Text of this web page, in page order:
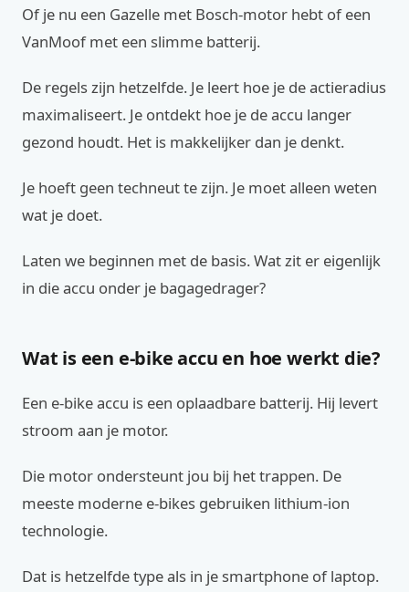
Of je nu een Gazelle met Bosch-motor hebt of een
VanMoof met een slimme batterij.
De regels zijn hetzelfde. Je leert hoe je de actieradius
maximaliseert. Je ontdekt hoe je de accu langer
gezond houdt. Het is makkelijker dan je denkt.
Je hoeft geen techneut te zijn. Je moet alleen weten
wat je doet.
Laten we beginnen met de basis. Wat zit er eigenlijk
in die accu onder je bagagedrager?
Wat is een e-bike accu en hoe werkt die?
Een e-bike accu is een oplaadbare batterij. Hij levert
stroom aan je motor.
Die motor ondersteunt jou bij het trappen. De
meeste moderne e-bikes gebruiken lithium-ion
technologie.
Dat is hetzelfde type als in je smartphone of laptop.